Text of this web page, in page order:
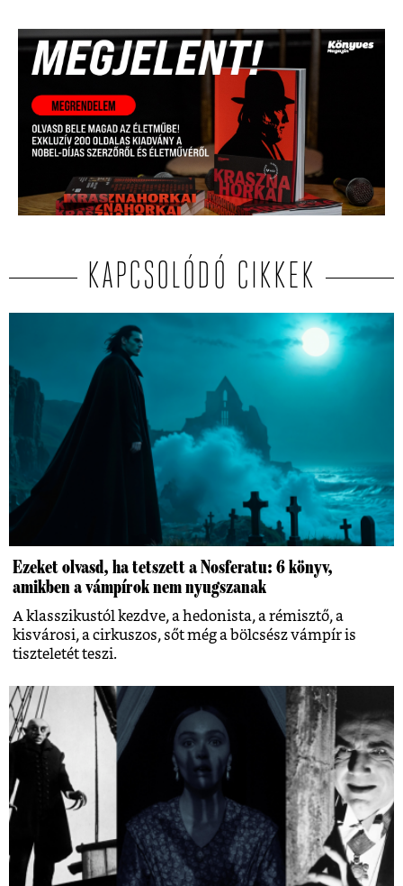
KAPCSOLÓDÓ CIKKEK
Ezeket olvasd, ha tetszett a Nosferatu: 6 könyv,
amikben a vámpírok nem nyugszanak
A klasszikustól kezdve, a hedonista, a rémisztő, a
kisvárosi, a cirkuszos, sőt még a bölcsész vámpír is
tiszteletét teszi.